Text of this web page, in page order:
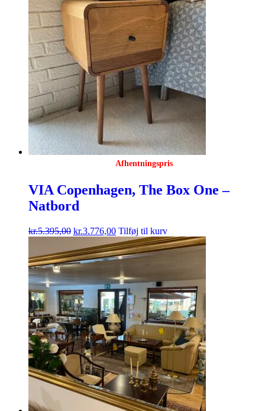
Afhentningspris
VIA Copenhagen, The Box One –
Natbord
kr.5.395,00 kr.3.776,00 Tilføj til kurv